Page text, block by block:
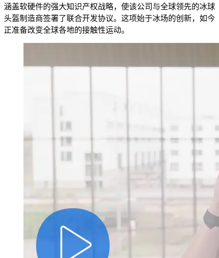
涵盖软硬件的强大知识产权战略，使该公司与全球领先的冰球
头盔制造商签署了联合开发协议。这项始于冰场的创新，如今
正准备改变全球各地的接触性运动。